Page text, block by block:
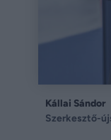
Kállai Sándor
Szerkesztő-